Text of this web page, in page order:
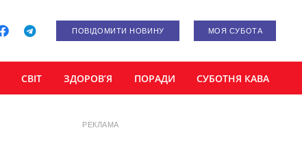
ПОВІДОМИТИ НОВИНУ МОЯ СУБОТА
СВІТ ЗДОРОВ’Я ПОРАДИ СУБОТНЯ КАВА
РЕКЛАМА